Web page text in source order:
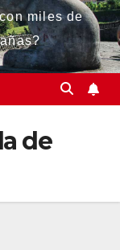
miles de
de